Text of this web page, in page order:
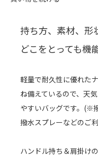
持ち方、素材、形
どこをとっても機
軽量で耐久性に優れた
ね備えているので、天
やすいバッグです。(※
撥水スプレーなどのご
ハンドル持ち＆肩掛け